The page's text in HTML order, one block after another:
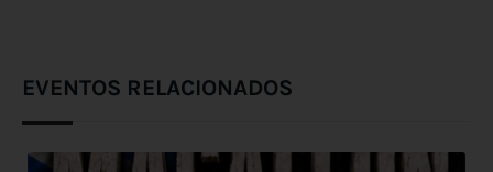
EVENTOS RELACIONADOS